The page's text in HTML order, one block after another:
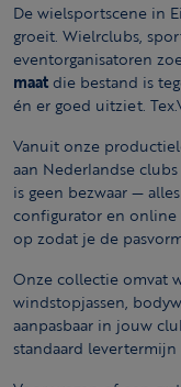
De wielsportscene in
groeit. Wielrclubs,
eventorganisatoren
maatdie bestand is
én er goed uitziet.
Vanuit onze
aan Nederlandse
is geen bezwaar —
configurator en online
op zodat je de
Onze collectie omvat
windstopjassen,
aanpasbaar in jouw
standaard levertermijn